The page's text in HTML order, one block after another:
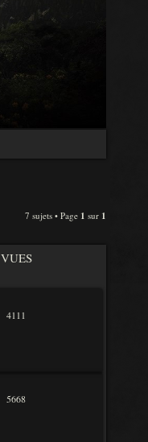
7 sujets • Page 1 sur 1
VUES
4111
5668